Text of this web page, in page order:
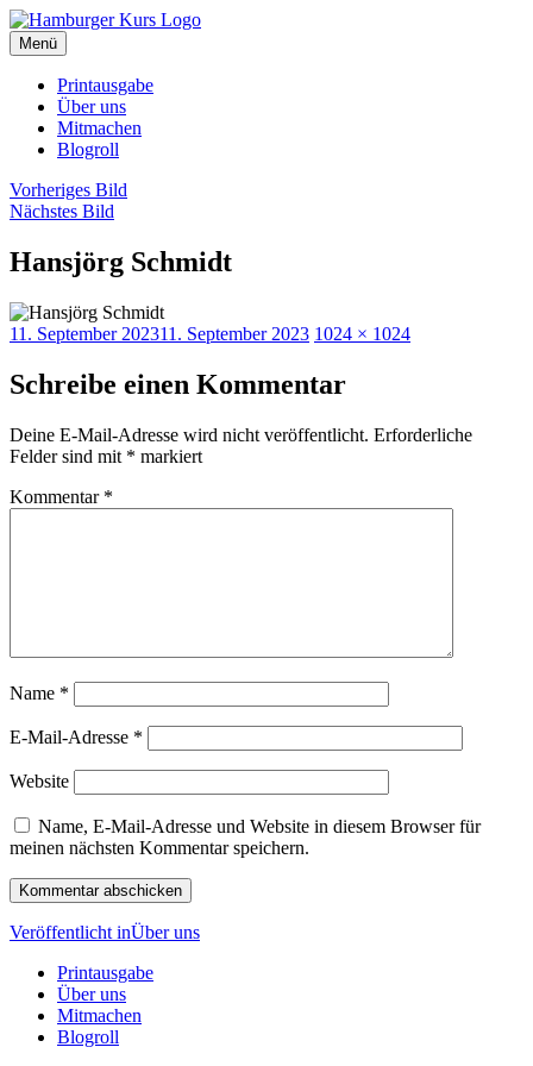
Zum
Inhalt
springen
Hamburger Kurs
SPD Hamburg Blog
Menü
Printausgabe
Über uns
Mitmachen
Blogroll
Vorheriges Bild
Nächstes Bild
Hansjörg Schmidt
Veröffentlicht
11. September 202311. September 2023 Originalgröße
1024 × 1024
Schreibe einen Kommentar
Deine E-Mail-Adresse wird nicht veröffentlicht. Erforderliche
Felder sind mit * markiert
Kommentar *
Name *
E-Mail-Adresse *
Website
Name, E-Mail-Adresse und Website in diesem Browser für
meinen nächsten Kommentar speichern.
Beitragsnavigation
Veröffentlicht inÜber uns
Printausgabe
Über uns
Mitmachen
Blogroll